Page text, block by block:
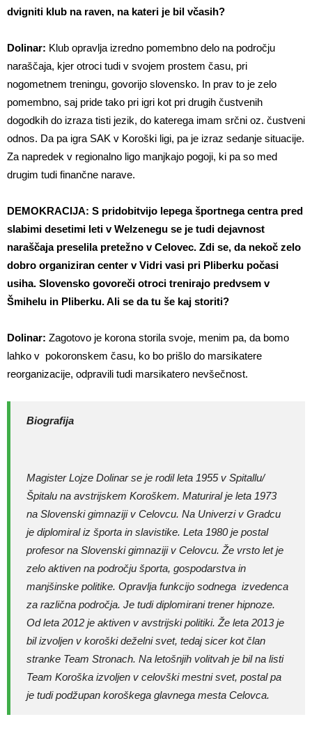
dvigniti klub na raven, na kateri je bil včasih?
Dolinar: Klub opravlja izredno pomembno delo na področju
naraščaja, kjer otroci tudi v svojem prostem času, pri
nogometnem treningu, govorijo slovensko. In prav to je zelo
pomembno, saj pride tako pri igri kot pri drugih čustvenih
dogodkih do izraza tisti jezik, do katerega imam srčni oz. čustveni
odnos. Da pa igra SAK v Koroški ligi, pa je izraz sedanje situacije.
Za napredek v regionalno ligo manjkajo pogoji, ki pa so med
drugim tudi finančne narave.
DEMOKRACIJA: S pridobitvijo lepega športnega centra pred
slabimi desetimi leti v Welzenegu se je tudi dejavnost
naraščaja preselila pretežno v Celovec. Zdi se, da nekoč zelo
dobro organiziran center v Vidri vasi pri Pliberku počasi
usiha. Slovensko govoreči otroci trenirajo predvsem v
Šmihelu in Pliberku. Ali se da tu še kaj storiti?
Dolinar: Zagotovo je korona storila svoje, menim pa, da bomo
lahko v pokoronskem času, ko bo prišlo do marsikatere
reorganizacije, odpravili tudi marsikatero nevšečnost.
Biografija
Magister Lojze Dolinar se je rodil leta 1955 v Spitallu/
Špitalu na avstrijskem Koroškem. Maturiral je leta 1973
na Slovenski gimnaziji v Celovcu. Na Univerzi v Gradcu
je diplomiral iz športa in slavistike. Leta 1980 je postal
profesor na Slovenski gimnaziji v Celovcu. Že vrsto let je
zelo aktiven na področju športa, gospodarstva in
manjšinske politike. Opravlja funkcijo sodnega izvedenca
za različna področja. Je tudi diplomirani trener hipnoze.
Od leta 2012 je aktiven v avstrijski politiki. Že leta 2013 je
bil izvoljen v koroški deželni svet, tedaj sicer kot član
stranke Team Stronach. Na letošnjih volitvah je bil na listi
Team Koroška izvoljen v celovški mestni svet, postal pa
je tudi podžupan koroškega glavnega mesta Celovca.